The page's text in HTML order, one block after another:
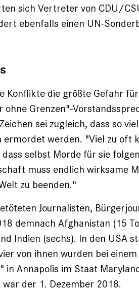
sich Vertreter von CDU/
ebenfalls einen UN-
Konflikte die größte Gefahr
Grenzen"-
sei zugleich, dass so
ermordet werden. "Viel zu oft
selbst Morde für sie
muss endlich wirksame
zu beenden."
Journalisten,
demnach Afghanistan (15
Indien (sechs). In den USA
von ihnen wurden bei
in Annapolis im Staat
der 1. Dezember 2018.